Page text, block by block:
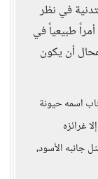
في نظر
طبيعياً في
أن يكون
اسمه حيونة
غرائزه
جانبه الأسود،